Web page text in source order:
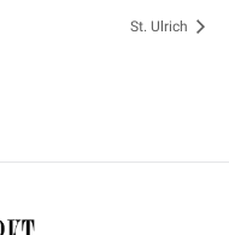
St. Ulrich